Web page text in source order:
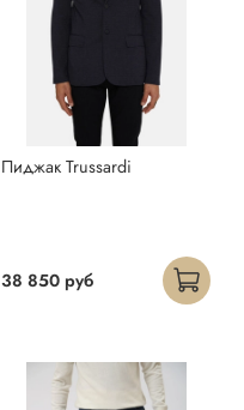
Пиджак Trussardi
38 850 руб